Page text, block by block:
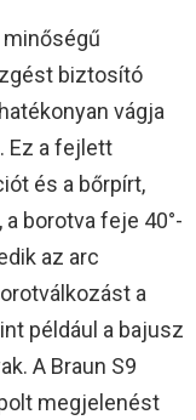
minőségű
biztosító
vágja
Ez a fejlett
és a bőrpírt,
borotva feje 40°-
az arc
a
például a bajusz
A Braun S9
megjelenést